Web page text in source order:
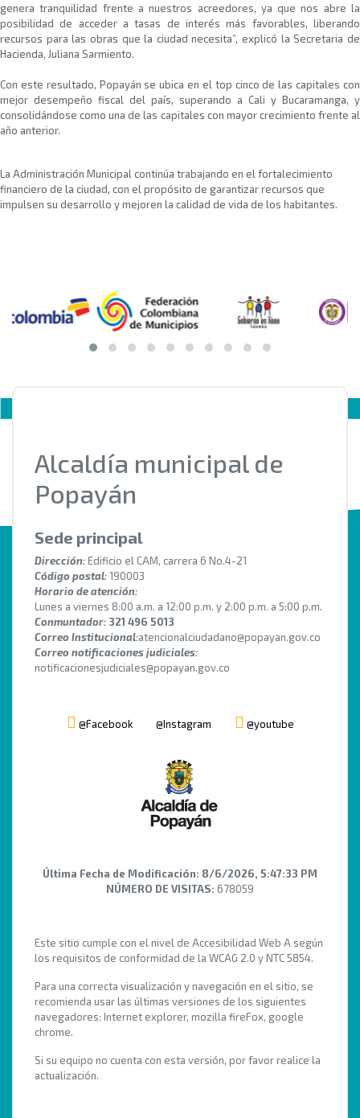
genera tranquilidad frente a nuestros acreedores, ya que nos abre la
posibilidad de acceder a tasas de interés más favorables, liberando
recursos para las obras que la ciudad necesita”, explicó la Secretaria de
Hacienda, Juliana Sarmiento.
Con este resultado, Popayán se ubica en el top cinco de las capitales con
mejor desempeño fiscal del país, superando a Cali y Bucaramanga, y
consolidándose como una de las capitales con mayor crecimiento frente al
año anterior.
La Administración Municipal continúa trabajando en el fortalecimiento
financiero de la ciudad, con el propósito de garantizar recursos que
impulsen su desarrollo y mejoren la calidad de vida de los habitantes.
Alcaldía municipal de
Popayán
Sede principal
Dirección: Edificio el CAM, carrera 6 No.4-21
Código postal:190003
Horario de atención:
Lunes a viernes 8:00 a.m. a 12:00 p.m. y 2:00 p.m. a 5:00 p.m.
Conmuntador: 321 496 5013
Correo Institucional:atencionalciudadano@popayan.gov.co
Correo notificaciones judiciales:
notificacionesjudiciales@popayan.gov.co
@Facebook @Instagram @youtube
Última Fecha de Modificación: 8/6/2026, 5:47:33 PM
NÚMERO DE VISITAS: 678059
Este sitio cumple con el nivel de Accesibilidad Web A según
los requisitos de conformidad de la WCAG 2.0 y NTC 5854.
Para una correcta visualización y navegación en el sitio, se
recomienda usar las últimas versiones de los siguientes
navegadores: Internet explorer, mozilla fireFox, google
chrome.
Si su equipo no cuenta con esta versión, por favor realice la
actualización.